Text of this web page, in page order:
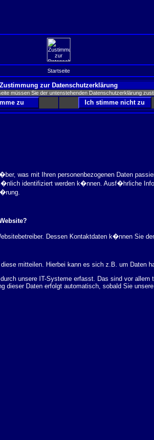
Startseite
Zustimmung zur Datenschutzerklärung
müssen Sie der untenstehenden Datenschutzerklärung
was mit Ihren personenbezogenen Daten
identifiziert werden k�nnen. Ausf�hrliche
Dessen Kontaktdaten k�nnen Sie
mitteilen. Hierbei kann es sich z.B. um Daten
unsere IT-Systeme erfasst. Das sind vor allem
dieser Daten erfolgt automatisch, sobald Sie unsere